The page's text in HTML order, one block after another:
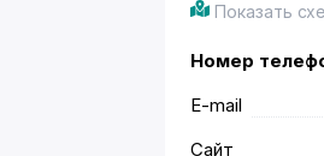
Показать
Номер
E-mail
Сайт